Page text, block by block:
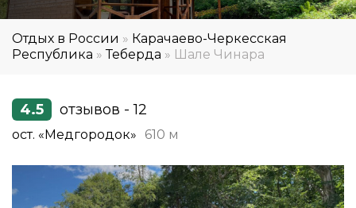
Отдых в России » Карачаево-Черкесская
Республика »Теберда » Шале Чинара
4.5 отзывов - 12
ост. «Медгородок» 610 м